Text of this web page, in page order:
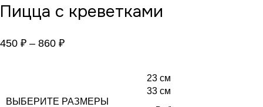
Пицца с креветками
450 ₽ – 860 ₽
ВЫБЕРИТЕ РАЗМЕРЫ
23 см
33 см